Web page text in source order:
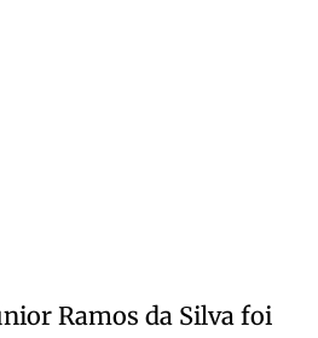
Ramos da Silva foi